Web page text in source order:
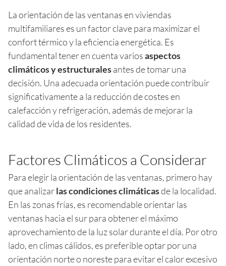
La orientación de las ventanas en viviendas
multifamiliares es un factor clave para maximizar el
confort térmico y la eficiencia energética. Es
fundamental tener en cuenta variosaspectos
climáticos y estructuralesantes de tomar una
decisión. Una adecuada orientación puede contribuir
significativamente a la reducción de costes en
calefacción y refrigeración, además de mejorar la
calidad de vida de los residentes.
Factores Climáticos a Considerar
Para elegir la orientación de las ventanas, primero hay
que analizarlas condiciones climáticasde la localidad.
En las zonas frías, es recomendable orientar las
ventanas hacia el sur para obtener el máximo
aprovechamiento de la luz solar durante el día. Por otro
lado, en climas cálidos, es preferible optar por una
orientación norte o noreste para evitar el calor excesivo